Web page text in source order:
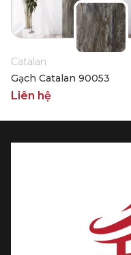
Catalan
Gạch Catalan 90053
Liên hệ